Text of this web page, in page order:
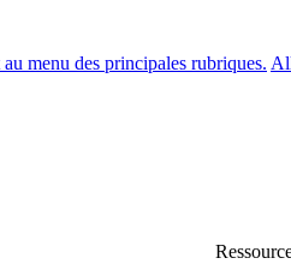
menu des principales rubriques.